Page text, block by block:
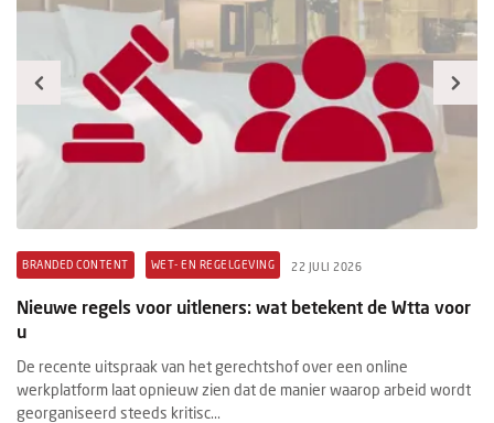
BRANDED CONTENT WET- EN REGELGEVING 22 JULI 2026
Nieuwe regels voor uitleners: wat betekent de Wtta voor
u
De recente uitspraak van het gerechtshof over een online
werkplatform laat opnieuw zien dat de manier waarop arbeid wordt
georganiseerd steeds kritisc...